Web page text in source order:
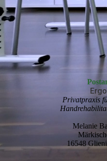
Privatpraxis
Melanie
16548